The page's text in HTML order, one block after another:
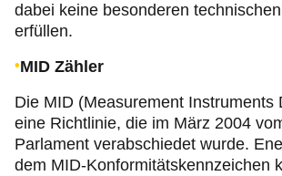
dabei keine besonderen
erfüllen.
MID Zähler
Die MID (Measurement Instruments
eine Richtlinie, die im März 2004
Parlament verabschiedet wurde.
dem MID-Konformitätskennzeichen